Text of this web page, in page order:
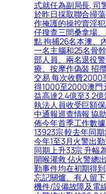
式就任為副局長, 司
於昨日採取聯合掃
作掩護的操控賣淫
仔搜查三間桑拿場
點 拘捕26名本澳、
一名主腦和25名骨
部人員、兩名退役
療、按摩作偽裝 招
交易 每次收費2000
得1000至2000澳門
益高達2.4億至3.2
執法人員收受巨額
中通報巡查情報 協
佈今年首季工作數
13923宗 較去年同
今年1至3月火警出
同期上升33宗 升幅
開喉灌救 佔火警總
勤事件均在初期得
忘記關爐、有人留
機件/設備故障及電